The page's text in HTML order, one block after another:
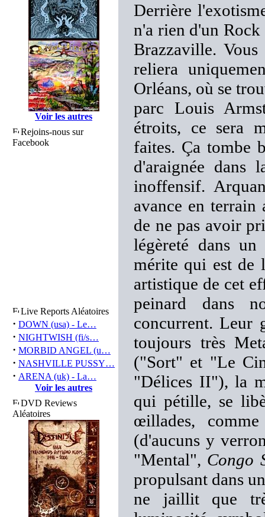
Voir les autres
Rejoins-nous sur
Facebook
Live Reports Aléatoires
· DOWN (usa) - Le…
· NIGHTWISH (fi/s…
· MORBID ANGEL (u…
· NASHVILLE PUSSY…
· ARENA (uk) - La…
Voir les autres
DVD Reviews
Aléatoires
Derrière
n'a rien d'un Rock
Brazzaville.
reliera
Orléans, où se
parc Louis
étroits, ce sera
faites. Ça tombe
d'araignée dans
inoffensif.
avance en
de ne pas avoir
légèreté dans
mérite qui est de
artistique de cet
peinard dans
concurrent. Leur
toujours très
("Sort" et "Le
"Délices II"), la
qui pétille, se
œillades,
(d'aucuns y
"Mental", Congo
propulsant dans
ne jaillit que